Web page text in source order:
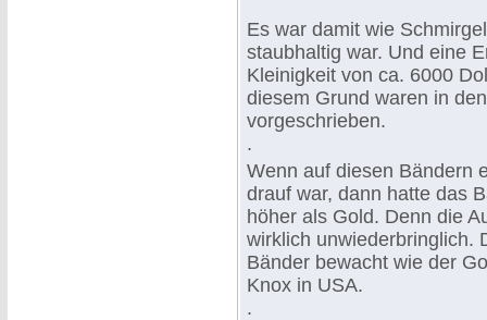
Es war damit wie
staubhaltig war. Und eine
Kleinigkeit von ca. 6000
diesem Grund waren in
vorgeschrieben.
.
Wenn auf diesen Bändern
drauf war, dann hatte das
höher als Gold. Denn die
wirklich unwiederbringlich.
Bänder bewacht wie der
Knox in USA.
.